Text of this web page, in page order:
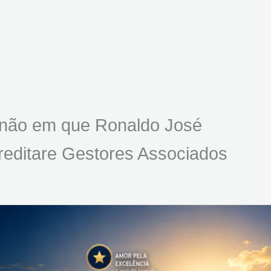
em que Ronaldo José
Gestores Associados